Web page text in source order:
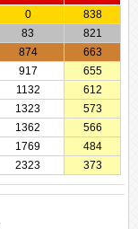
0
838
83
821
874
663
917
655
1132
612
1323
573
1362
566
1769
484
2323 373